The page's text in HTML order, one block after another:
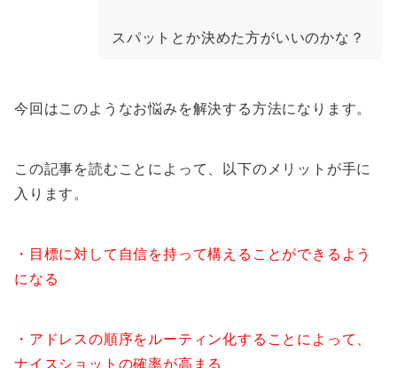
スパットとか決めた方がいいのかな？
今回はこのようなお悩みを解決する方法になります。
この記事を読むことによって、以下のメリットが手に
入ります。
・目標に対して自信を持って構えることができるよう
になる
・アドレスの順序をルーティン化することによって、
ナイスショットの確率が高まる